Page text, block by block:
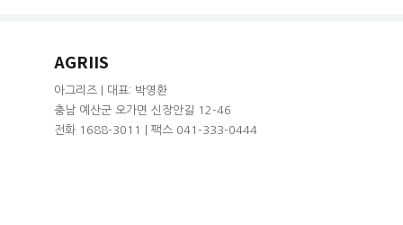
AGRIIS
아그리즈 | 대표: 박영환
충남 예산군 오가면 신장안길 12-46
전화 1688-3011 | 팩스 041-333-0444